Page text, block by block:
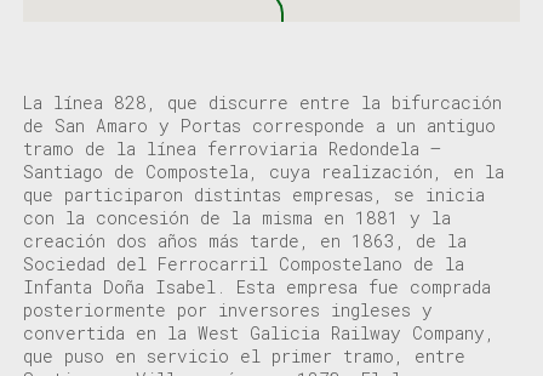
La línea 828 , que discurre entre la bifurcación
de San Amaro y Portas corresponde a un antiguo
tramo de la línea ferroviaria Redondela –
Santiago de Compostela , cuya realización ,
en la
que participaron distintas empresas, se inicia
con la concesión de la misma en 1881
y la
creación dos años más tarde, en 1863 ,
de la
Sociedad del Ferrocarril Compostelano de la
Infanta Doña Isabel . Esta empresa fue comprada
posteriormente por inversores ingleses y
convertida en laWest Galicia Railway Company ,
que puso en servicio el primer tramo ,
entre